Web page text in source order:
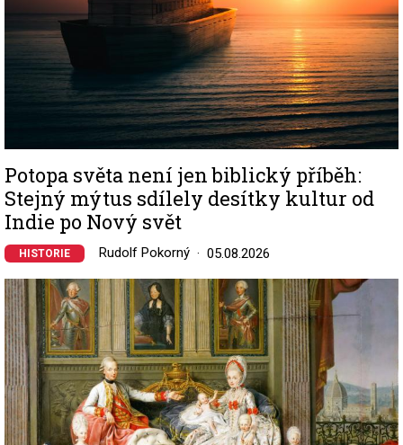
Potopa světa není jen biblický příběh:
Stejný mýtus sdílely desítky kultur od
Indie po Nový svět
HISTORIE Rudolf Pokorný 05.08.2026
Image